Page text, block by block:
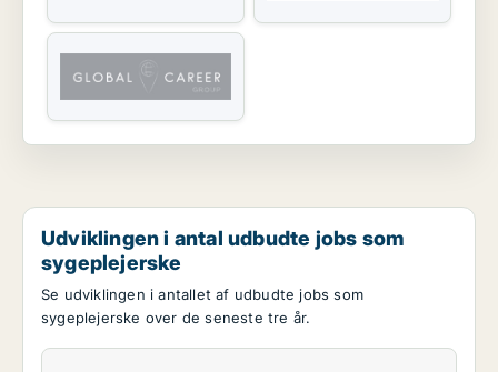
Udviklingen i antal udbudte jobs som
sygeplejerske
Se udviklingen i antallet af udbudte jobs som
sygeplejerske over de seneste tre år.